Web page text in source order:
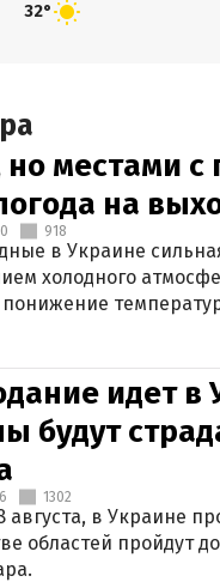
32°
но местами
на
918
в Украине
холодного
идет в
будут
1302
августа, в Украине
областей пройдут